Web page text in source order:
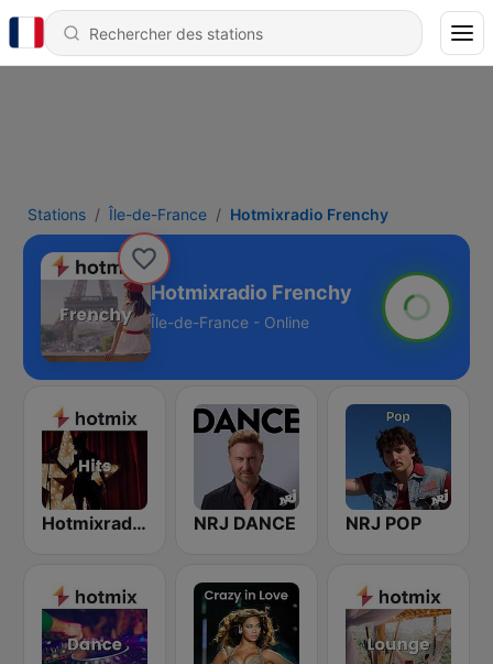
Stations Île-de-France Hotmixradio Frenchy
Hotmixradio Frenchy
Île-de-France - Online
Hotmixradio Hits NRJ DANCE NRJ POP